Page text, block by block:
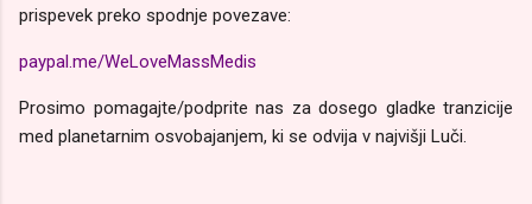
prispevek preko spodnje povezave:
paypal.me/WeLoveMassMedis
Prosimo pomagajte/podprite nas za dosego gladke tranzicije
med planetarnim osvobajanjem, ki se odvija v najvišji Luči.